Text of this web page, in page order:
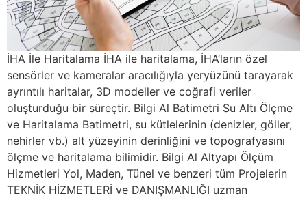
İHA İle Haritalama İHA ile haritalama, İHA’ların özel
sensörler ve kameralar aracılığıyla yeryüzünü tarayarak
ayrıntılı haritalar, 3D modeller ve coğrafi veriler
oluşturduğu bir süreçtir. Bilgi Al Batimetri Su Altı Ölçme
ve Haritalama Batimetri, su kütlelerinin (denizler, göller,
nehirler vb.) alt yüzeyinin derinliğini ve topografyasını
ölçme ve haritalama bilimidir. Bilgi Al Altyapı Ölçüm
Hizmetleri Yol, Maden, Tünel ve benzeri tüm Projelerin
TEKNİK HİZMETLERİ ve DANIŞMANLIĞI uzman